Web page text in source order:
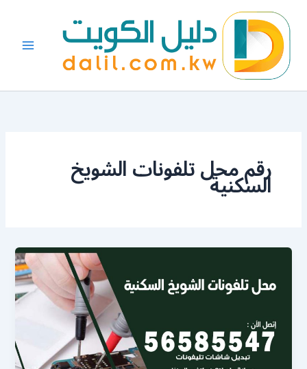
المحتوى
رقم محل تلفونات الشويخ
السكنية